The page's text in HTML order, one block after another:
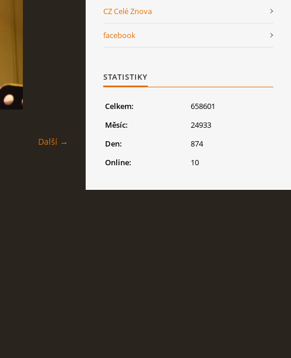
Další →
CZ Celé Znova
facebook
STATISTIKY
Online: 10
Celkem:
658601
Měsíc:
24933
Den:
874